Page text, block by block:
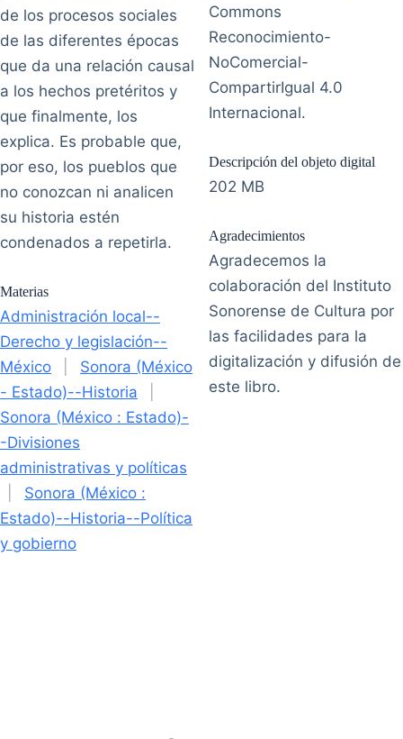
de los procesos sociales
de las diferentes épocas
que da una relación causal
a los hechos pretéritos y
que finalmente, los
explica. Es probable que,
por eso, los pueblos que
no conozcan ni analicen
su historia estén
condenados a repetirla.
Materias
Administración local--
Derecho y legislación--
México
Sonora (México
- Estado)--Historia
Sonora (México : Estado)-
-Divisiones
administrativas y políticas
Sonora (México :
Estado)--Historia--Política
y gobierno
Commons
Reconocimiento-
NoComercial-
CompartirIgual 4.0
Internacional.
Descripción del objeto digital
202 MB
Agradecimientos
Agradecemos la
colaboración del Instituto
Sonorense de Cultura por
las facilidades para la
digitalización y difusión de
este libro.